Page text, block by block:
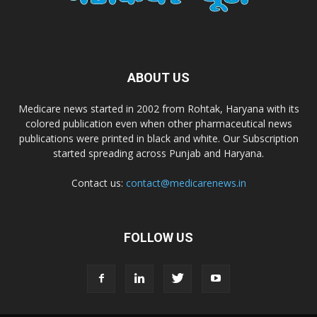
Dr. Madhukar Pharmaceuticals (P) Ltd
Domagk Smith Labs Pvt Ltd
Diya Healthcare Private Limited
Divine Savior Pvt Ltd
ABOUT US
Medicare news started in 2002 from Rohtak, Haryana with its
colored publication even when other pharmaceutical news
publications were printed in black and white. Our Subscription
started spreading across Punjab and Haryana.
Contact us: contact@medicarenews.in
FOLLOW US